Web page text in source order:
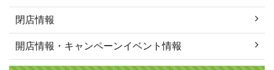
閉店情報
開店情報・キャンペーンイベント情報